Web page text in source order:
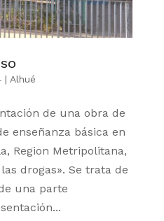
| Alhué
de una obra de
enseñanza básica en
Region Metripolitana,
drogas». Se trata de
una parte